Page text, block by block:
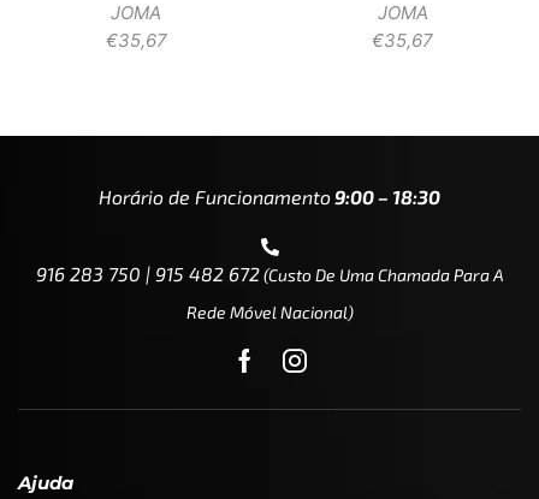
JOMA
€35,67
JOMA
€35,67
Horário de Funcionamento9:00 – 18:30
916 283 750 | 915 482 672(custo De Uma Chamada Para A
Rede Móvel Nacional)
Ajuda